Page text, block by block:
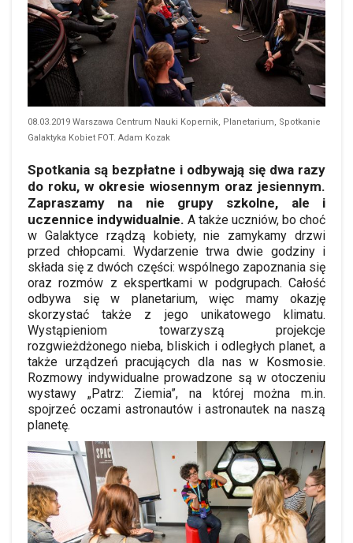
08.03.2019 Warszawa Centrum Nauki Kopernik, Planetarium, Spotkanie
Galaktyka Kobiet FOT. Adam Kozak
Spotkania są bezpłatne i odbywają się dwa razy
do roku, w okresie wiosennym oraz jesiennym.
Zapraszamy na nie grupy szkolne, ale i
uczennice indywidualnie. A także uczniów, bo choć
w Galaktyce rządzą kobiety, nie zamykamy drzwi
przed chłopcami. Wydarzenie trwa dwie godziny i
składa się z dwóch części: wspólnego zapoznania się
oraz rozmów z ekspertkami w podgrupach. Całość
odbywa się w planetarium, więc mamy okazję
skorzystać także z jego unikatowego klimatu.
Wystąpieniom towarzyszą projekcje
rozgwieżdżonego nieba, bliskich i odległych planet, a
także urządzeń pracujących dla nas w Kosmosie.
Rozmowy indywidualne prowadzone są w otoczeniu
wystawy „Patrz: Ziemia”, na której można m.in.
spojrzeć oczami astronautów i astronautek na naszą
planetę.